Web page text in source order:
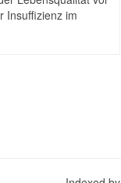
Insuffizienz im